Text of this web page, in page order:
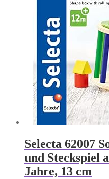
Selecta 62007
und Steckspiel
Jahre, 13 cm